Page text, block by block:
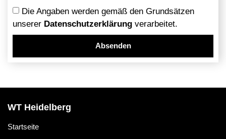
Die Angaben werden gemäß den Grundsätzen
unserer Datenschutzerklärung verarbeitet.
Absenden
Alternative:
WT Heidelberg
Startseite